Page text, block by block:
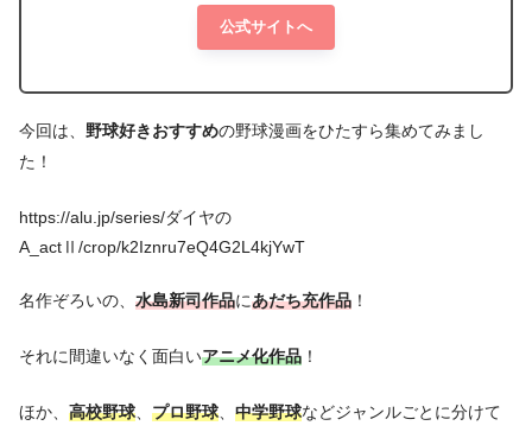
公式サイトへ
今回は、 野球好きおすすめの野球漫画をひたすら集めてみまし
た！
https://alu.jp/series/ダイヤの
A_actⅡ/crop/k2Iznru7eQ4G2L4kjYwT
名作ぞろいの、 水島新司作品にあだち充作品 ！
それに間違いなく面白いアニメ化作品 ！
ほか、 高校野球 プロ野球 中学野球などジャンルごとに分けて